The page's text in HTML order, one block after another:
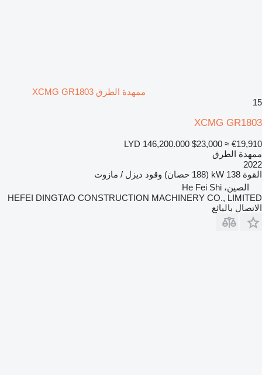
ممهدة الطرق XCMG GR1803
15
XCMG GR1803
LYD 146,200.000 $23,000 ≈ €19,910
ممهدة الطرق
2022
القوة 138 kW (188 حصان) وقود ديزل / مازوت
الصين، He Fei Shi
HEFEI DINGTAO CONSTRUCTION MACHINERY CO., LIMITED
الاتصال بالبائع